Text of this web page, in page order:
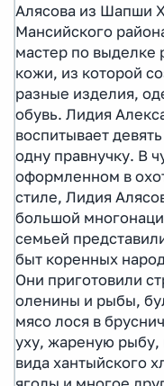
Алясова из Шапши
Мансийского
мастер по выделке
кожи, из которой
разные изделия,
обувь. Лидия
воспитывает
одну правнучку. В
оформленном в
стиле, Лидия
большой
семьей
быт коренных
Они приготовили
оленины и рыбы,
мясо лося в
уху, жареную рыбу,
вида хантыйского